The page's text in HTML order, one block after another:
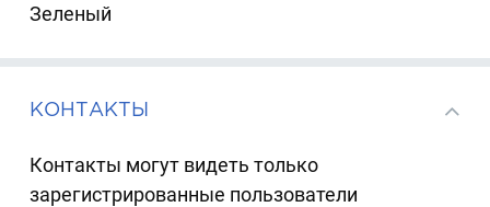
Зеленый
КОНТАКТЫ
Контакты могут видеть только
зарегистрированные пользователи